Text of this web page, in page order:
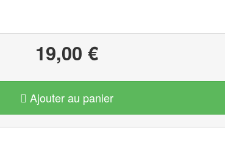
19,00 €
Ajouter au panier